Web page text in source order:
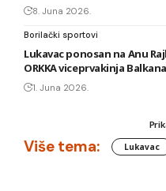
8. Juna 2026.
Borilački sportovi
Lukavac ponosan na Anu
ORKKA viceprvakinja Balkana
1. Juna 2026.
Više tema: Lukavac